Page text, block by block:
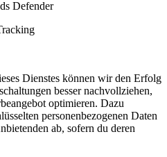
Defender
Dienstes können wir den Erfolg
besser nachvollziehen,
optimieren. Dazu
personenbezogenen Daten
ab, sofern du deren